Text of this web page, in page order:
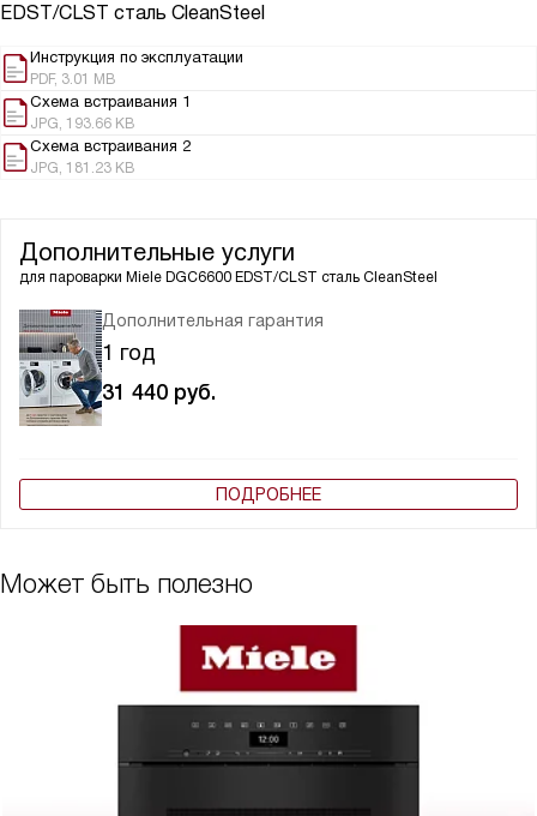
EDST/CLST сталь CleanSteel
Инструкция по эксплуатации
PDF, 3.01 MB
Схема встраивания 1
JPG, 193.66 KB
Схема встраивания 2
JPG, 181.23 KB
Дополнительные услуги
для пароварки Miele DGC6600 EDST/CLST сталь CleanSteel
Дополнительная гарантия
1 год
31 440 руб.
ПОДРОБНЕЕ
Может быть полезно